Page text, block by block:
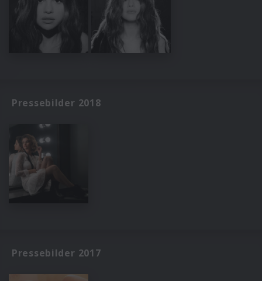
Pressebilder 2018
Pressebilder 2017